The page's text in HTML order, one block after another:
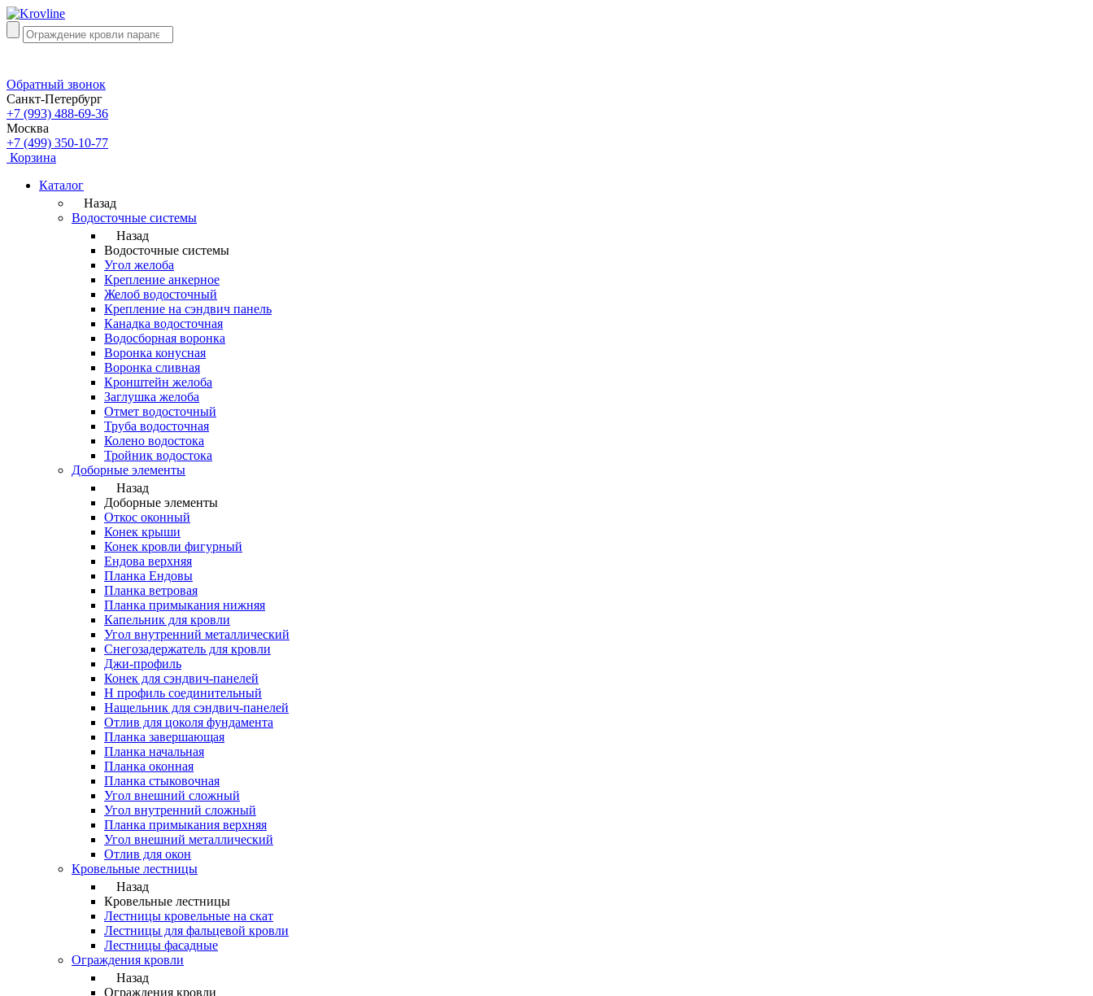
Обратный звонок
Санкт-Петербург
+7 (993) 488-69-36
Москва
+7 (499) 350-10-77
Корзина
Каталог
Назад
Водосточные системы
Назад
Водосточные системы
Угол желоба
Крепление анкерное
Желоб водосточный
Крепление на сэндвич панель
Канадка водосточная
Водосборная воронка
Воронка конусная
Воронка сливная
Кронштейн желоба
Заглушка желоба
Отмет водосточный
Труба водосточная
Колено водостока
Тройник водостока
Доборные элементы
Назад
Доборные элементы
Откос оконный
Конек крыши
Конек кровли фигурный
Ендова верхняя
Планка Ендовы
Планка ветровая
Планка примыкания нижняя
Капельник для кровли
Угол внутренний металлический
Снегозадержатель для кровли
Джи-профиль
Конек для сэндвич-панелей
Н профиль соединительный
Нащельник для сэндвич-панелей
Отлив для цоколя фундамента
Планка завершающая
Планка начальная
Планка оконная
Планка стыковочная
Угол внешний сложный
Угол внутренний сложный
Планка примыкания верхняя
Угол внешний металлический
Отлив для окон
Кровельные лестницы
Назад
Кровельные лестницы
Лестницы кровельные на скат
Лестницы для фальцевой кровли
Лестницы фасадные
Ограждения кровли
Назад
Ограждения кровли